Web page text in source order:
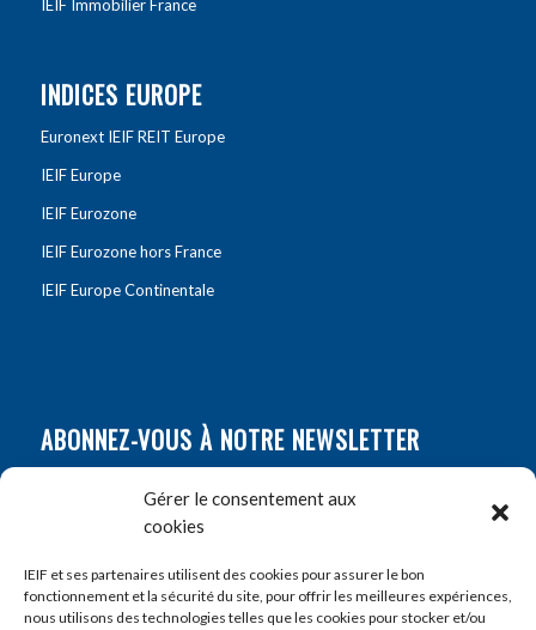
Gérer le consentement aux
cookies
IEIF et ses partenaires utilisent des cookies pour assurer le bon
fonctionnement et la sécurité du site, pour offrir les meilleures expériences,
nous utilisons des technologies telles que les cookies pour stocker et/ou
IEIF Immobilier France
INDICES EUROPE
Euronext IEIF REIT Europe
IEIF Europe
IEIF Eurozone
IEIF Eurozone hors France
IEIF Europe Continentale
ABONNEZ-VOUS À NOTRE NEWSLETTER
Prénom*